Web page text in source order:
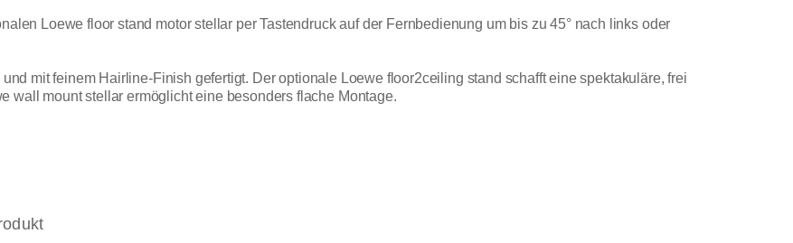
Loewe floor stand motor stellar per Tastendruck auf der Fernbedienung um bis zu 45° nach links oder
mit feinem Hairline-Finish gefertigt. Der optionale Loewe floor2ceiling stand schafft eine spektakuläre, frei
wall mount stellar ermöglicht eine besonders flache Montage.